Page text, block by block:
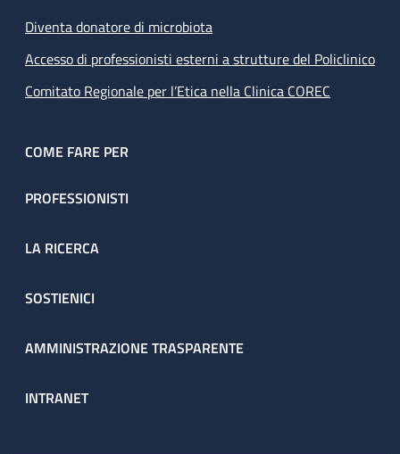
Diventa donatore di microbiota
Accesso di professionisti esterni a strutture del Policlinico
Comitato Regionale per l’Etica nella Clinica COREC
COME FARE PER
PROFESSIONISTI
LA RICERCA
SOSTIENICI
AMMINISTRAZIONE TRASPARENTE
INTRANET